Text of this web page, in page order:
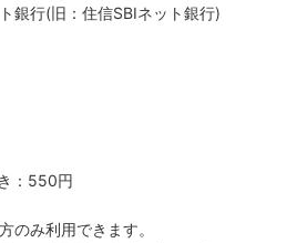
銀行(旧：住信SBIネット銀行)
：550円
のみ利用できます。